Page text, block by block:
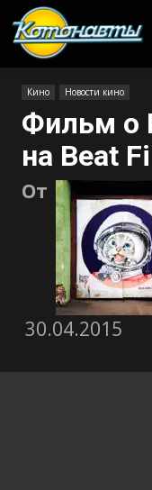
Кино Новости кино
Фильм о
на Beat
От
30.04.2015